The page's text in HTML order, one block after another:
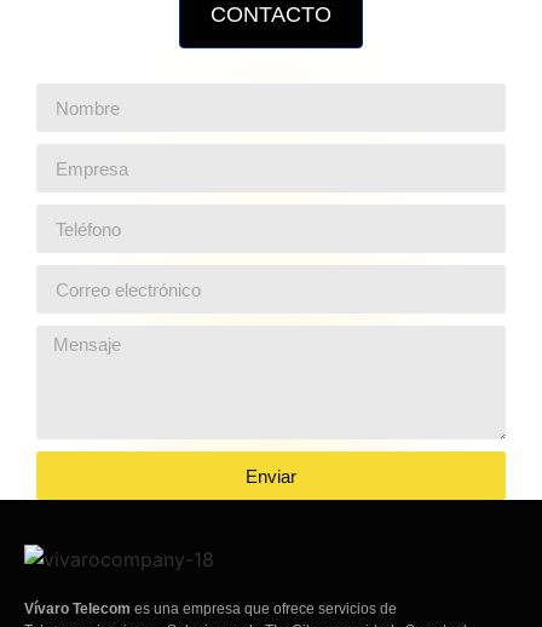
CONTACTO
Enviar
Vívaro Telecom es una empresa que ofrece servicios de